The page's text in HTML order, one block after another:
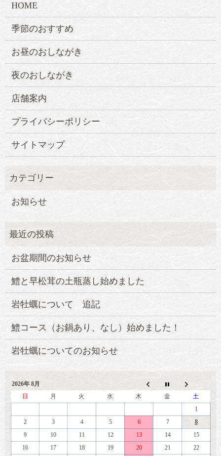
HOME
季節のおすすめ
お昼のおしながき
夜のおしながき
店舗案内
プライバシーポリシー
サイトマップ
お知らせ
お盆期間のお知らせ
鱧と早松茸の土瓶蒸し始めました
岩牡蠣について 追記
鱧コース（お鍋あり、なし）始めました！
岩牡蠣についてのお知らせ
2026年 8月
日
月 火 水 木 金
土
1
2
3 4 5 6 7
8
9
10 11 12 13 14
15
16
17 18 19 20 21
22